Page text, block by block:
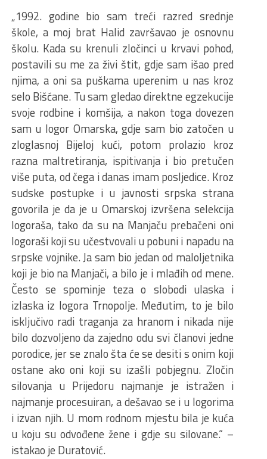
„1992. godine bio sam treći razred srednje
škole, a moj brat Halid završavao je osnovnu
školu. Kada su krenuli zločinci u krvavi pohod,
postavili su me za živi štit, gdje sam išao pred
njima, a oni sa puškama uperenim u nas kroz
selo Bišćane. Tu sam gledao direktne egzekucije
svoje rodbine i komšija, a nakon toga dovezen
sam u logor Omarska, gdje sam bio zatočen u
zloglasnoj Bijeloj kući, potom prolazio kroz
razna maltretiranja, ispitivanja i bio pretučen
više puta, od čega i danas imam posljedice. Kroz
sudske postupke i u javnosti srpska strana
govorila je da je u Omarskoj izvršena selekcija
logoraša, tako da su na Manjaču prebačeni oni
logoraši koji su učestvovali u pobuni i napadu na
srpske vojnike. Ja sam bio jedan od maloljetnika
koji je bio na Manjači, a bilo je i mlađih od mene.
Često se spominje teza o slobodi ulaska i
izlaska iz logora Trnopolje. Međutim, to je bilo
isključivo radi traganja za hranom i nikada nije
bilo dozvoljeno da zajedno odu svi članovi jedne
porodice, jer se znalo šta će se desiti s onim koji
ostane ako oni koji su izašli pobjegnu. Zločin
silovanja u Prijedoru najmanje je istražen i
najmanje procesuiran, a dešavao se i u logorima
i izvan njih. U mom rodnom mjestu bila je kuća
u koju su odvođene žene i gdje su silovane.“ –
istakao je Duratović.